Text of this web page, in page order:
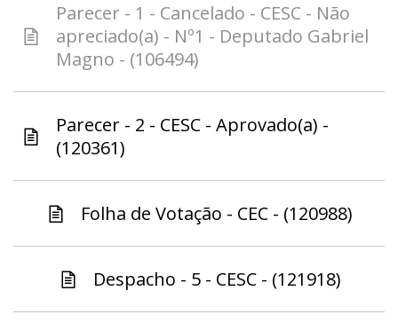
Parecer - 1 - Cancelado - CESC - Não
apreciado(a) - Nº1 - Deputado Gabriel
Magno - (106494)
Parecer - 2 - CESC - Aprovado(a) -
(120361)
Folha de Votação - CEC - (120988)
Despacho - 5 - CESC - (121918)